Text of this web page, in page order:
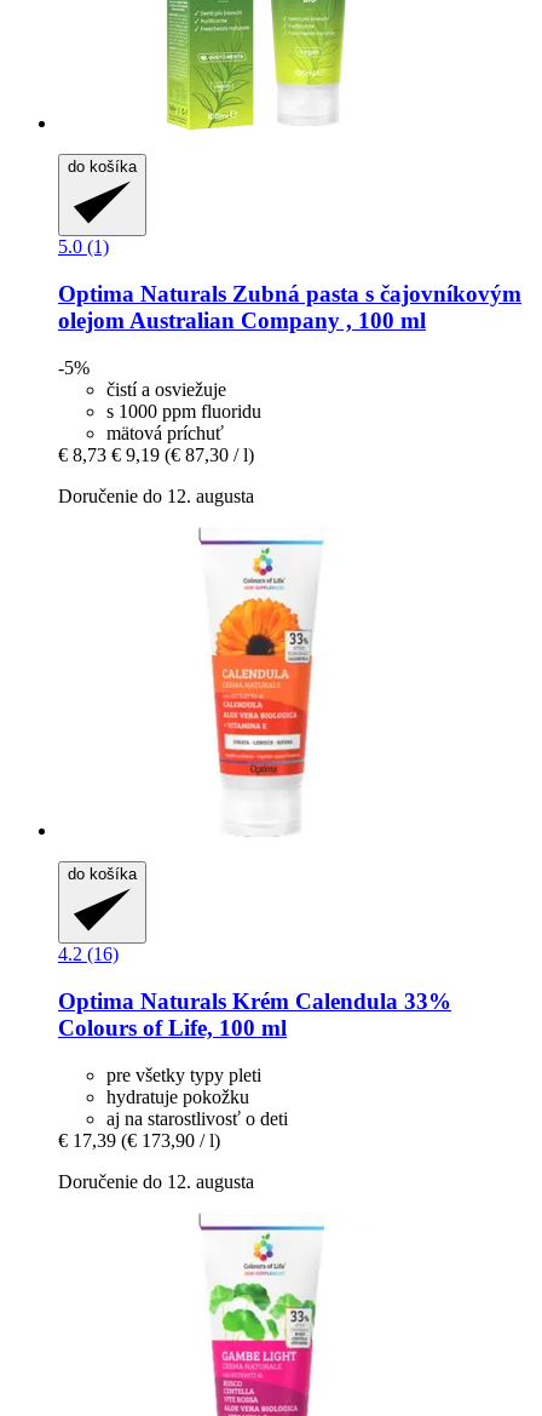
do košíka
5.0 (1)
Optima Naturals Zubná pasta s čajovníkovým
olejom Australian Company , 100 ml
-5%
čistí a osviežuje
s 1000 ppm fluoridu
mätová príchuť
€ 8,73 € 9,19 (€ 87,30 / l)
Doručenie do 12. augusta
do košíka
4.2 (16)
Optima Naturals Krém Calendula 33%
Colours of Life, 100 ml
pre všetky typy pleti
hydratuje pokožku
aj na starostlivosť o deti
€ 17,39 (€ 173,90 / l)
Doručenie do 12. augusta